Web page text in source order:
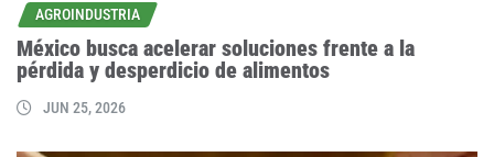
AGROINDUSTRIA
México busca acelerar soluciones frente a la
pérdida y desperdicio de alimentos
JUN 25, 2026